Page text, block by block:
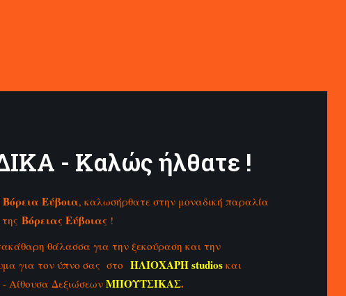
- Καλώς ήλθατε !
Βόρεια Εύβοια, καλωσήρθατε στην μοναδική παραλία
Βόρειας Εύβοιας !
θάλασσα για την ξεκούραση και την
για τον ύπνο σας στο ΗΛΙΟΧΑΡΗ studiosκαι
Αίθουσα Δεξιώσεων ΜΠΟΥΤΣΙΚΑΣ.